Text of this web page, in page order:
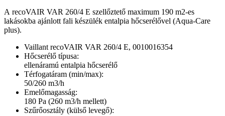
A recoVAIR VAR 260/4 E szellőztető maximum 190 m2-es
lakásokba ajánlott fali készülék entalpia hőcserélővel (Aqua-Care
plus).
Vaillant recoVAIR VAR 260/4 E, 0010016354
Hőcserélő típusa:
ellenáramú entalpia hőcserélő
Térfogatáram (min/max):
50/260 m3/h
Emelőmagasság:
180 Pa (260 m3/h mellett)
Szűrőosztály (külső levegő):